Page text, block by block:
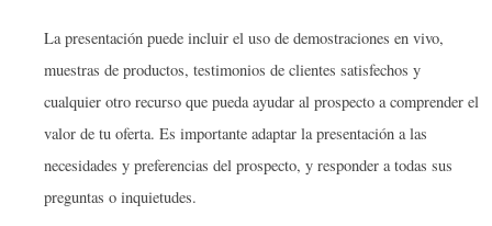
La presentación puede incluir el uso de demostraciones en vivo,
muestras de productos, testimonios de clientes satisfechos y
cualquier otro recurso que pueda ayudar al prospecto a comprender el
valor de tu oferta. Es importante adaptar la presentación a las
necesidades y preferencias del prospecto, y responder a todas sus
preguntas o inquietudes.